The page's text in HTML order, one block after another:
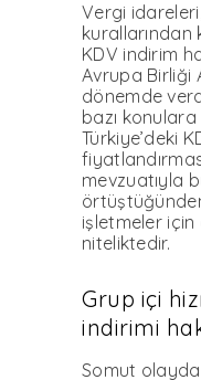
İLETIŞIM
Vergi
KDV indirim
Avrupa Birliği
dönemde
bazı konulara
Türkiye’deki
mevzuatıyla
işletmeler
niteliktedir.
Grup içi
indirimi
Somut